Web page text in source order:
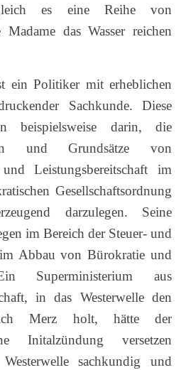
es eine Reihe von
das Wasser reichen
ein Politiker mit erheblichen
Sachkunde. Diese
beispielsweise darin, die
und Grundsätze von
Leistungsbereitschaft im
Gesellschaftsordnung
darzulegen. Seine
im Bereich der Steuer- und
Abbau von Bürokratie und
Superministerium aus
in das Westerwelle den
Merz holt, hätte der
Initalzündung versetzen
sachkundig und